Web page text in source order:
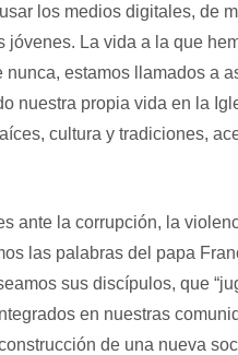
los medios digitales, de
jóvenes. La vida a la que
nunca, estamos llamados a
nuestra propia vida en la
cultura y tradiciones,
ante la corrupción, la
las palabras del papa
sus discípulos, que
en nuestras
de una nueva